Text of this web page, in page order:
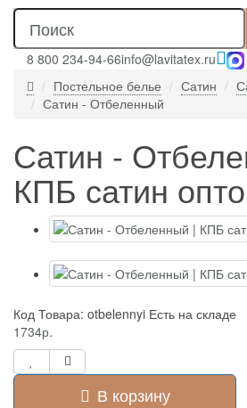
8 800 234-94-66info@lavitatex.ru
Постельное белье
Сатин
Сатин - Отбеленный
Сатин -
КПБ сатин
Код Товара: otbelennyi Есть на складе
1734р.
В корзину